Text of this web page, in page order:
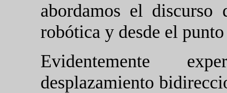
abordamos el
robótica y desde el
Evidentemente
desplazamiento